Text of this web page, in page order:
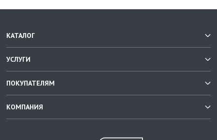
КАТАЛОГ
УСЛУГИ
ПОКУПАТЕЛЯМ
КОМПАНИЯ